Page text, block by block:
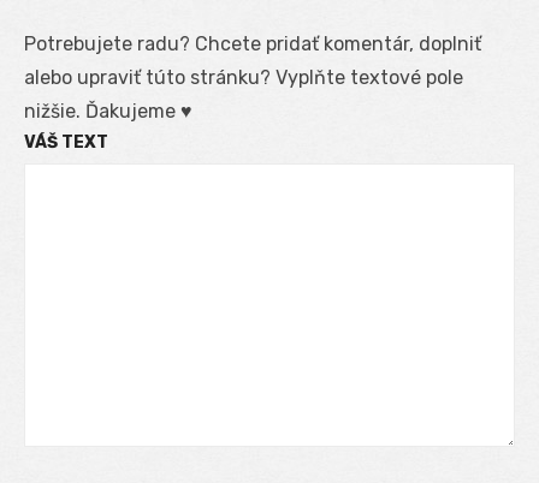
Potrebujete radu? Chcete pridať komentár, doplniť
alebo upraviť túto stránku? Vyplňte textové pole
nižšie. Ďakujeme ♥
VÁŠ TEXT